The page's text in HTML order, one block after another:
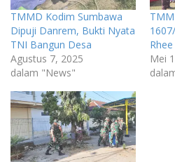
TMMD Kodim Sumbawa
Dipuji Danrem, Bukti Nyata
TNI Bangun Desa
Agustus 7, 2025
dalam "News"
Mei